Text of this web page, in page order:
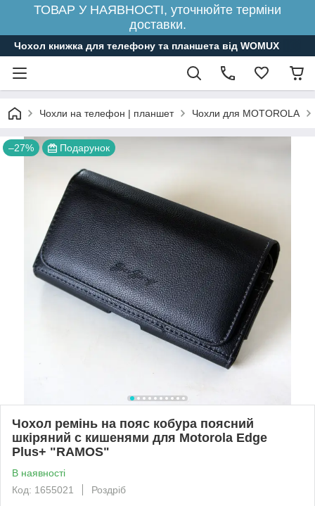
ТОВАР У НАЯВНОСТІ, уточнюйте терміни
доставки.
Чохол книжка для телефону та планшета від WOMUX
Чохли на телефон | планшет Чохли для MOTOROLA
–27% Подарунок
Чохол ремінь на пояс кобура поясний
шкіряний c кишенями для Motorola Edge
Plus+ "RAMOS"
В наявності
Код: 1655021
Роздріб